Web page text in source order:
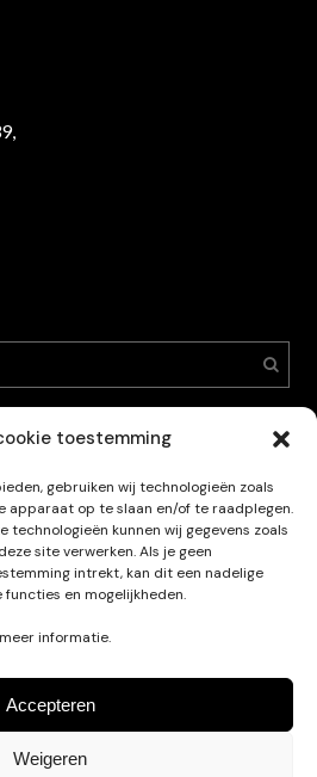
toestemming
gebruiken wij technologieën zoals
apparaat op te slaan en/of te raadplegen.
technologieën kunnen wij gegevens zoals
site verwerken. Als je geen
intrekt, kan dit een nadelige
en mogelijkheden.
informatie.
Accepteren
Weigeren